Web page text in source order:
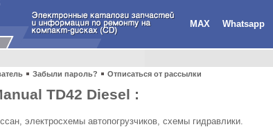
MAX Whatsapp
Забыли пароль? Отписаться от рассылки
TD42 Diesel :
электросхемы автопогрузчиков, схемы гидравлики.